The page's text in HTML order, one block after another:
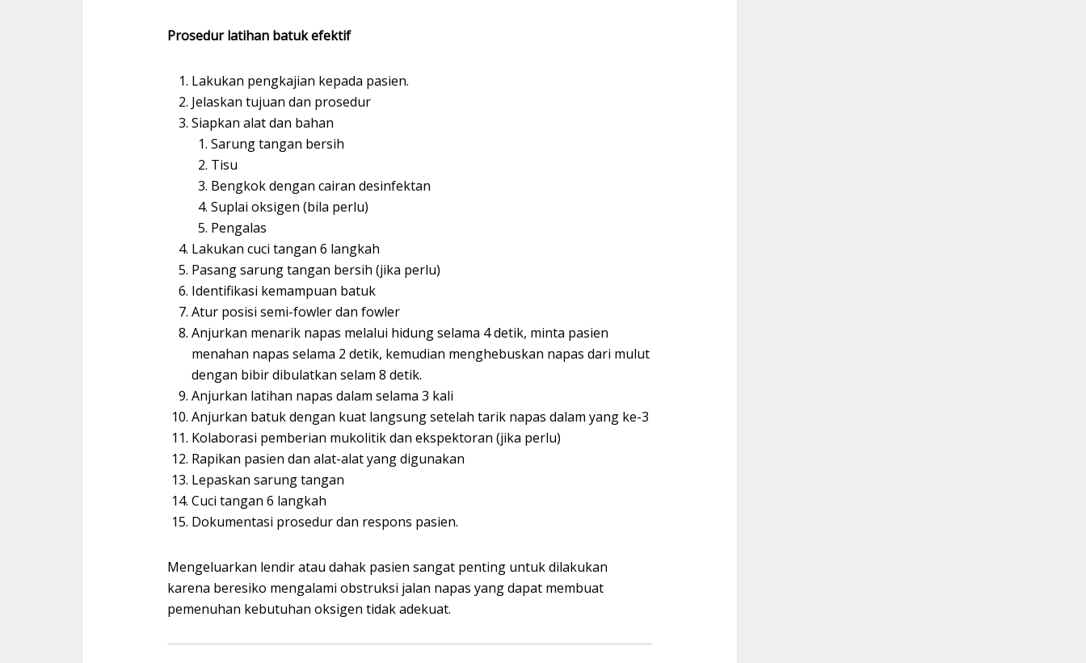
Prosedur latihan batuk efektif
Lakukan pengkajian kepada pasien.
Jelaskan tujuan dan prosedur
Siapkan alat dan bahan
Sarung tangan bersih
Tisu
Bengkok dengan cairan desinfektan
Suplai oksigen (bila perlu)
Pengalas
Lakukan cuci tangan 6 langkah
Pasang sarung tangan bersih (jika perlu)
Identifikasi kemampuan batuk
Atur posisi semi-fowler dan fowler
Anjurkan menarik napas melalui hidung selama 4 detik, minta pasien
menahan napas selama 2 detik, kemudian menghebuskan napas dari mulut
dengan bibir dibulatkan selam 8 detik.
Anjurkan latihan napas dalam selama 3 kali
Anjurkan batuk dengan kuat langsung setelah tarik napas dalam yang ke-3
Kolaborasi pemberian mukolitik dan ekspektoran (jika perlu)
Rapikan pasien dan alat-alat yang digunakan
Lepaskan sarung tangan
Cuci tangan 6 langkah
Dokumentasi prosedur dan respons pasien.
Mengeluarkan lendir atau dahak pasien sangat penting untuk dilakukan
karena beresiko mengalami obstruksi jalan napas yang dapat membuat
pemenuhan kebutuhan oksigen tidak adekuat.